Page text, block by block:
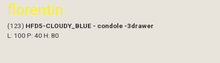
florentin
(123) HFD5-CLOUDY_BLUE - condole -3drawer
L: 100 P: 40 H: 80